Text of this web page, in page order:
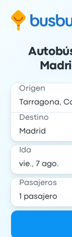
Origen
Destino
Ida
Pasajeros